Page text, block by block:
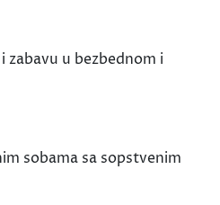
zabavu u bezbednom i
sobama sa sopstvenim